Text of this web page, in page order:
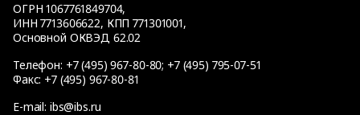
ОГРН 1067761849704,
ИНН 7713606622, КПП 771301001,
Основной ОКВЭД 62.02
Телефон: +7 (495) 967-80-80; +7 (495) 795-07-51
Факс: +7 (495) 967-80-81
E-mail: ibs@ibs.ru